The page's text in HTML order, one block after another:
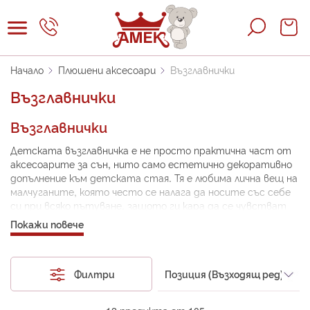
към
съдържанието
Начало Плюшени аксесоари Възглавнички
Възглавнички
Възглавнички
Детската възглавничка е не просто практична част от
аксесоарите за сън, нито само естетично декоративно
допълнение към детската стая. Тя е любима лична вещ на
малчуганите, която често се налага да носите със себе
си при всяко пътуване, защото ги кара да се чувстват
спокойни и в „свои води“. С какви плюшени възглавници
може да ги изненадате?
Как да персонализирам възглавничка?
В каталога на Амек Тойс се предлагат различни модели,
Покажи повече
Филтри